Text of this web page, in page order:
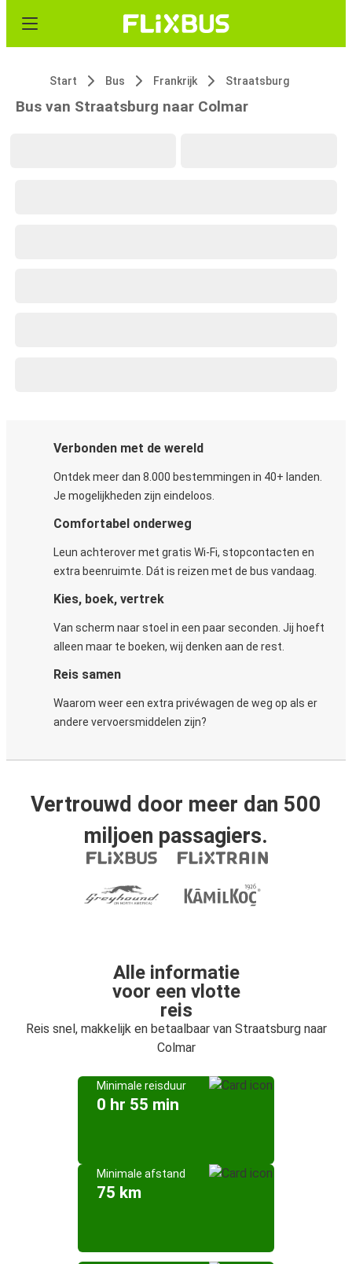
Start Bus Frankrijk Straatsburg
Bus van Straatsburg naar Colmar
Verbonden met de wereld
Ontdek meer dan 8.000 bestemmingen in 40+ landen.
Je mogelijkheden zijn eindeloos.
Comfortabel onderweg
Leun achterover met gratis Wi-Fi, stopcontacten en
extra beenruimte. Dát is reizen met de bus vandaag.
Kies, boek, vertrek
Van scherm naar stoel in een paar seconden. Jij hoeft
alleen maar te boeken, wij denken aan de rest.
Reis samen
Waarom weer een extra privéwagen de weg op als er
andere vervoersmiddelen zijn?
Vertrouwd door meer dan 500
miljoen passagiers.
Alle informatie
voor een vlotte
reis
Reis snel, makkelijk en betaalbaar van Straatsburg naar
Colmar
Minimale reisduur
0 hr 55 min
Minimale afstand
75 km